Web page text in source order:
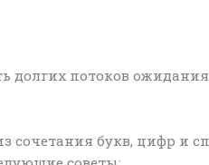
долгих потоков
сочетания букв, цифр и